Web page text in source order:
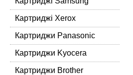
Картриджі Xerox
Картриджи Panasonic
Картриджи Kyocera
Картриджи Brother